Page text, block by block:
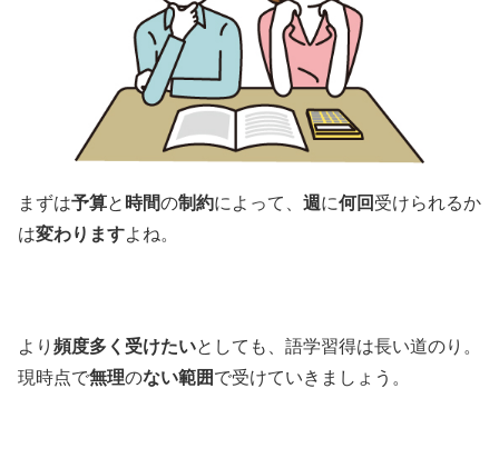
まずは予算と 時間の制約によって、 週 に何回 受けられるか
は変わりますよね。
より 頻度多く受けたいとしても、語学習得は長い道のり。
現時点で無理のない範囲で受けていきましょう。